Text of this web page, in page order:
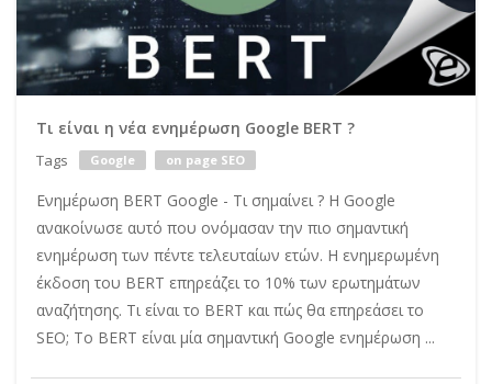
Τι είναι η νέα ενημέρωση Google BERT ?
Tags Google on page SEO
Ενημέρωση BERT Google - Τι σημαίνει ? Η Google
ανακοίνωσε αυτό που ονόμασαν την πιο σημαντική
ενημέρωση των πέντε τελευταίων ετών. Η ενημερωμένη
έκδοση του BERT επηρεάζει το 10% των ερωτημάτων
αναζήτησης. Τι είναι το BERT και πώς θα επηρεάσει το
SEO; Το BERT είναι μία σημαντική Google ενημέρωση ...